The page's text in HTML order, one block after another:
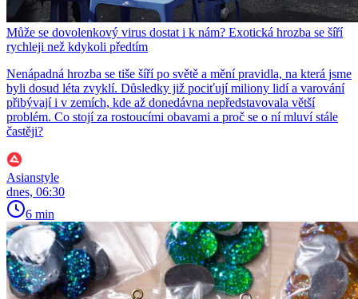
Může se dovolenkový virus dostat i k nám? Exotická hrozba se šíří
rychleji než kdykoli předtím
Nenápadná hrozba se tiše šíří po světě a mění pravidla, na která jsme
byli dosud léta zvyklí. Důsledky již pociťují miliony lidí a varování
přibývají i v zemích, kde až donedávna nepředstavovala větší
problém. Co stojí za rostoucími obavami a proč se o ní mluví stále
častěji?
Asianstyle
dnes, 06:30
6 min